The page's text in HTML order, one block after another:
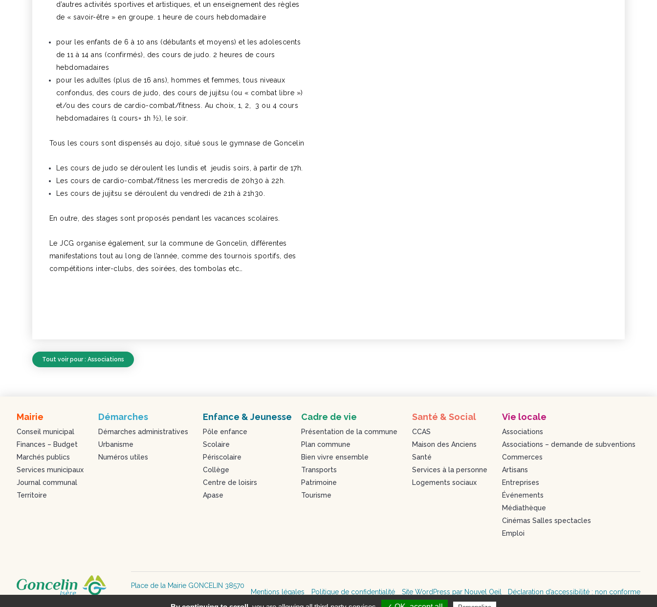
d’autres activités sportives et artistiques, et un enseignement des règles
de « savoir-être » en groupe. 1 heure de cours hebdomadaire
pour les enfants de 6 à 10 ans (débutants et moyens) et les adolescents
de 11 à 14 ans (confirmés), des cours de judo. 2 heures de cours
hebdomadaires
pour les adultes (plus de 16 ans), hommes et femmes, tous niveaux
confondus, des cours de judo, des cours de jujitsu (ou « combat libre »)
et/ou des cours de cardio-combat/fitness. Au choix, 1, 2, 3 ou 4 cours
hebdomadaires (1 cours= 1h ½), le soir.
Tous les cours sont dispensés au dojo, situé sous le gymnase de Goncelin
Les cours de judo se déroulent les lundis et jeudis soirs, à partir de 17h.
Les cours de cardio-combat/fitness les mercredis de 20h30 à 22h.
Les cours de jujitsu se déroulent du vendredi de 21h à 21h30.
En outre, des stages sont proposés pendant les vacances scolaires.
Le JCG organise également, sur la commune de Goncelin, différentes
manifestationstout au long de l’année, comme des tournois sportifs, des
compétitions inter-clubs, des soirées, des tombolas etc…
Tout voir pour : Associations
Mairie
Conseil municipal
Finances – Budget
Marchés publics
Services municipaux
Journal communal
Territoire
Démarches
Démarches administratives
Urbanisme
Numéros utiles
Enfance & Jeunesse
Pôle enfance
Scolaire
Périscolaire
Collège
Centre de loisirs
Apase
Cadre de vie
Présentation de la commune
Plan commune
Bien vivre ensemble
Transports
Patrimoine
Tourisme
Santé & Social
CCAS
Maison des Anciens
Santé
Services à la personne
Logements sociaux
Vie locale
Associations
Associations – demande de subventions
Commerces
Artisans
Entreprises
Événements
Médiathèque
Cinémas Salles spectacles
Emploi
Place de la Mairie GONCELIN 38570
Mentions légales Politique de confidentialité Site WordPress par Nouvel Oeil Déclaration d’accessibilité : non conforme